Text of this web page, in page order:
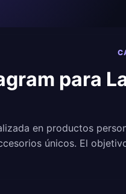
para
en productos
únicos. El